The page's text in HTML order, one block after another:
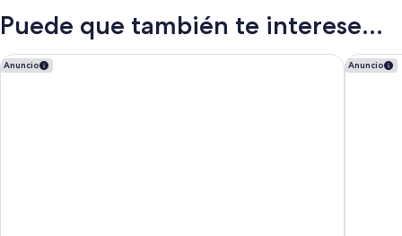
HPuede que también te interese...
Anuncio
The Cape, A Thompson Hotel, by Hyatt Anuncio
1